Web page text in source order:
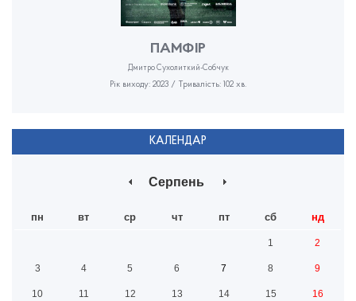
ПАМФІР
Дмитро Сухолиткий-Собчук
Рік виходу: 2023 / Тривалість: 102 хв.
КАЛЕНДАР
Серпень
пн вт ср чт пт сб нд
1 2
3 4 5 6 7 8 9
10 11 12 13 14 15 16